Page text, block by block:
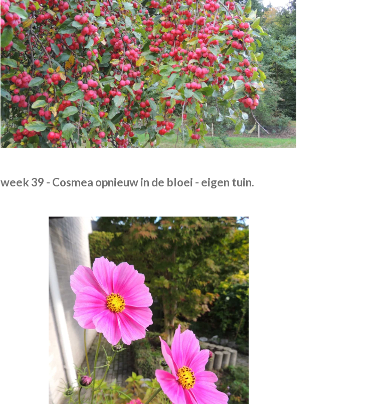
week 39 - Cosmea opnieuw in de bloei - eigen tuin.